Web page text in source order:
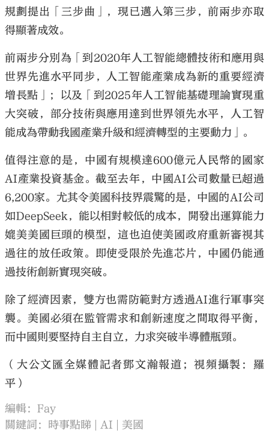
規劃提出「三步曲」，現已邁入第三步，前兩步亦取
得顯著成效。
前兩步分別為「到2020年人工智能總體技術和應用與
世界先進水平同步，人工智能產業成為新的重要經濟
增長點」；以及「到2025年人工智能基礎理論實現重
大突破，部分技術與應用達到世界領先水平，人工智
能成為帶動我國產業升級和經濟轉型的主要動力」。
值得注意的是，中國有規模達600億元人民幣的國家
AI產業投資基金。截至去年，中國AI公司數量已超過
6,200家。尤其令美國科技界震驚的是，中國的AI公司
如DeepSeek，能以相對較低的成本，開發出運算能力
媲美美國巨頭的模型，這也迫使美國政府重新審視其
過往的放任政策。即使受限於先進芯片，中國仍能通
過技術創新實現突破。
除了經濟因素，雙方也需防範對方透過AI進行軍事突
襲。美國必須在監管需求和創新速度之間取得平衡，
而中國則要堅持自主自立，力求突破半導體瓶頸。
（大公文匯全媒體記者鄧文瀚報道；視頻攝製：羅
平）
編輯：Fay
關鍵詞： 時事點睇 AI 美國